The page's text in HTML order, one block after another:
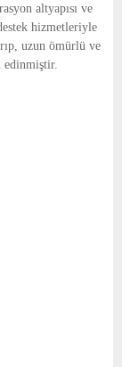
altyapısı ve
hizmetleriyle
uzun ömürlü ve
edinmiştir.